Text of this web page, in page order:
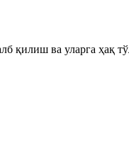
қилиш ва уларга ҳақ